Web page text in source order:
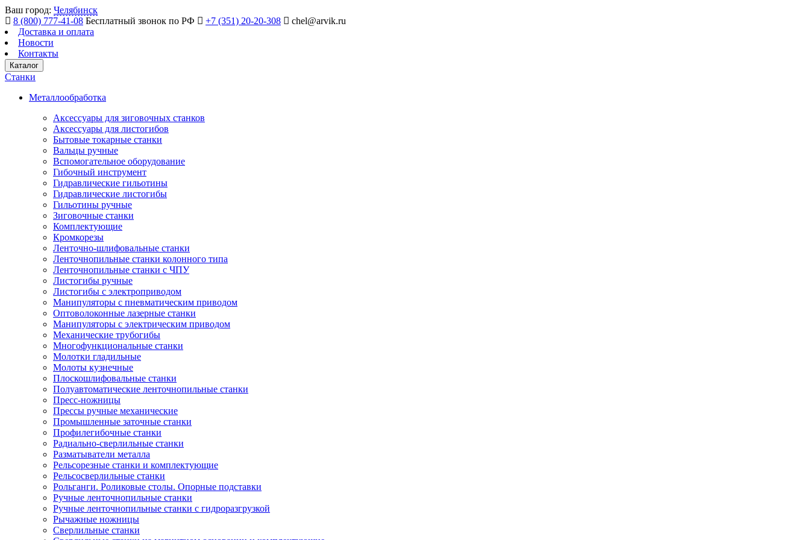
Ваш город: Челябинск
8 (800) 777-41-08 Бесплатный звонок по РФ +7 (351) 20-20-308
chel@arvik.ru
Доставка и оплата
Новости
Контакты
Каталог
Станки
Металлообработка
Аксессуары для зиговочных станков
Аксессуары для листогибов
Бытовые токарные станки
Вальцы ручные
Вспомогательное оборудование
Гибочный инструмент
Гидравлические гильотины
Гидравлические листогибы
Гильотины ручные
Зиговочные станки
Комплектующие
Кромкорезы
Ленточно-шлифовальные станки
Ленточнопильные станки колонного типа
Ленточнопильные станки с ЧПУ
Листогибы ручные
Листогибы с электроприводом
Манипуляторы с пневматическим приводом
Оптоволоконные лазерные станки
Манипуляторы с электрическим приводом
Механические трубогибы
Многофункциональные станки
Молотки гладильные
Молоты кузнечные
Плоскошлифовальные станки
Полуавтоматические ленточнопильные станки
Пресс-ножницы
Прессы ручные механические
Промышленные заточные станки
Профилегибочные станки
Радиально-сверлильные станки
Разматыватели металла
Рельсорезные станки и комплектующие
Рельсосверлильные станки
Рольганги. Роликовые столы. Опорные подставки
Ручные ленточнопильные станки
Ручные ленточнопильные станки с гидроразгрузкой
Рычажные ножницы
Сверлильные станки